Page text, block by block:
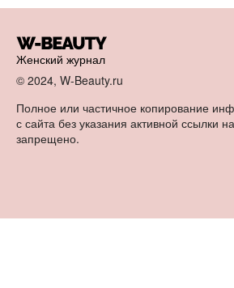
Женский журнал
© 2024, W-Beauty.ru
Полное или частичное копирование
с сайта без указания активной ссылки
запрещено.